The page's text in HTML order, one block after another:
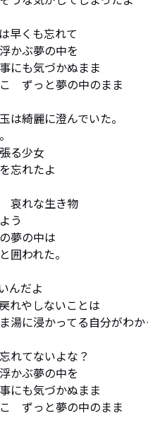
早くも忘れて
かぶ夢の中を
にも気づかぬまま
　ずっと夢の中のまま
は綺麗に澄んでいた。
る少女
忘れたよ
哀れな生き物
う
夢の中は
囲われた。
んだよ
れやしないことは
湯に浸かってる自分がわ
れてないよな？
かぶ夢の中を
にも気づかぬまま
　ずっと夢の中のまま